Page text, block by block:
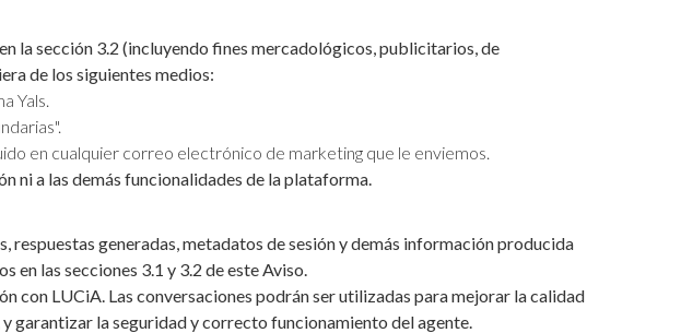
la sección 3.2 (incluyendo fines mercadológicos, publicitarios, de
de los siguientes medios:
Yals.
en cualquier correo electrónico de marketing que le enviemos.
ni a las demás funcionalidades de la plataforma.
respuestas generadas, metadatos de sesión y demás información producida
en las secciones 3.1 y 3.2 de este Aviso.
con LUCiA. Las conversaciones podrán ser utilizadas para mejorar la calidad
garantizar la seguridad y correcto funcionamiento del agente.